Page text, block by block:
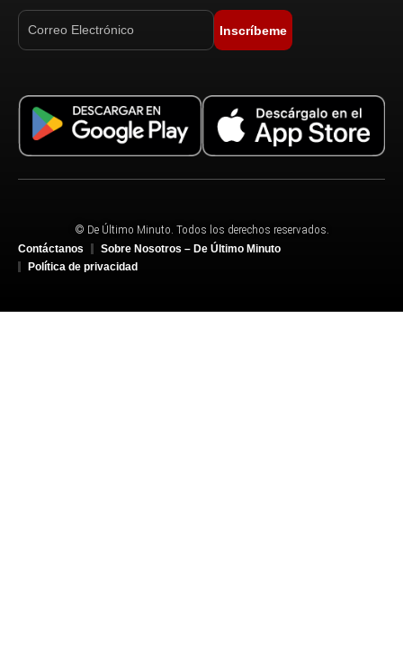
Inscríbeme
© De Último Minuto. Todos los derechos reservados.
Contáctanos
Sobre Nosotros – De Último Minuto
Política de privacidad